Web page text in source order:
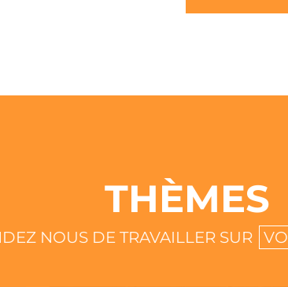
THÈMES
NOUS DE TRAVAILLER SUR